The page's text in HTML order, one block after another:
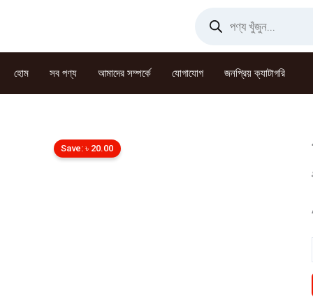
search
হোম সব পণ্য আমাদের সম্পর্কে যোগাযোগ জনপ্রিয় ক্যাটাগরি
Save:৳ 20.00